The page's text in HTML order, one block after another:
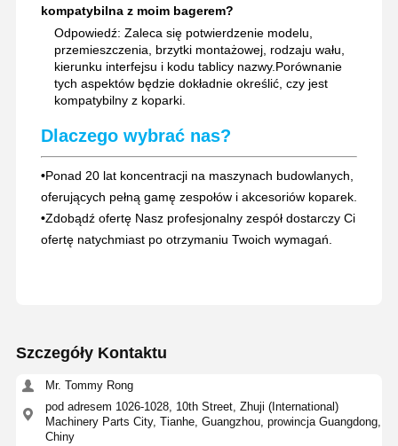
kompatybilna z moim bagerem?
Odpowiedź: Zaleca się potwierdzenie modelu,
przemieszczenia, brzytki montażowej, rodzaju wału,
kierunku interfejsu i kodu tablicy nazwy.Porównanie
tych aspektów będzie dokładnie określić, czy jest
kompatybilny z koparki.
Dlaczego wybrać nas?
•Ponad 20 lat koncentracji na maszynach budowlanych,
oferujących pełną gamę zespołów i akcesoriów koparek.
•Zdobądź ofertę Nasz profesjonalny zespół dostarczy Ci
ofertę natychmiast po otrzymaniu Twoich wymagań.
Szczegóły Kontaktu
Mr. Tommy Rong
pod adresem 1026-1028, 10th Street, Zhuji (International)
Machinery Parts City, Tianhe, Guangzhou, prowincja Guangdong,
Chiny